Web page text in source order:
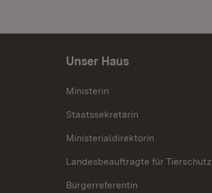
Unser Haus
Ministerin
Staatssekretärin
Ministerialdirektorin
Landesbeauftragte für Tierschutz
Bürgerreferentin